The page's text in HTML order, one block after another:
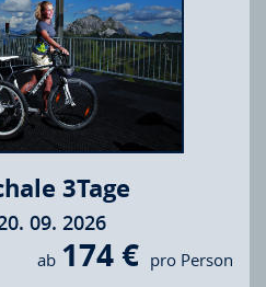
3Tage
09. 2026
ab 174 € pro Person